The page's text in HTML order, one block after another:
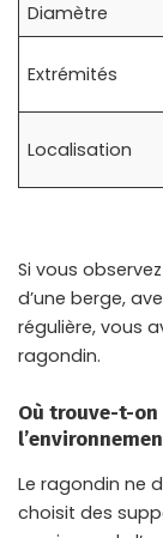
Diamètre
Extrémités
Localisation
Si vous
d’une berge,
régulière, vous
ragondin.
Où trouve-t-
Le ragondin ne
choisit des